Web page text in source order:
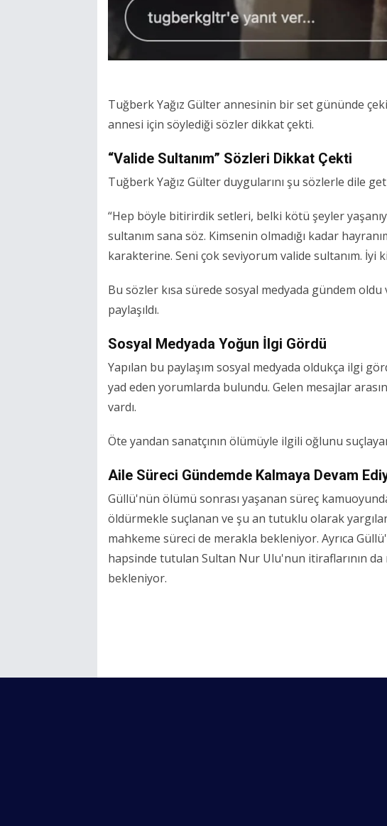
Tuğberk Yağız Gülter annesinin bir set gününde
annesi için söylediği sözler dikkat çekti.
“Valide Sultanım” Sözleri Dikkat Çekti
Tuğberk Yağız Gülter duygularını şu sözlerle dile
“Hep böyle bitirirdik setleri, belki kötü şeyler
sultanım sana söz. Kimsenin olmadığı kadar
karakterine. Seni çok seviyorum valide sultanım. İyi ki
Bu sözler kısa sürede sosyal medyada gündem oldu
paylaşıldı.
Sosyal Medyada Yoğun İlgi Gördü
Yapılan bu paylaşım sosyal medyada oldukça ilgi
yad eden yorumlarda bulundu. Gelen mesajlar
vardı.
Öte yandan sanatçının ölümüyle ilgili oğlunu
Aile Süreci Gündemde Kalmaya Devam
Güllü'nün ölümü sonrası yaşanan süreç
öldürmekle suçlanan ve şu an tutuklu olarak
mahkeme süreci de merakla bekleniyor. Ayrıca
hapsinde tutulan Sultan Nur Ulu'nun itiraflarının
bekleniyor.